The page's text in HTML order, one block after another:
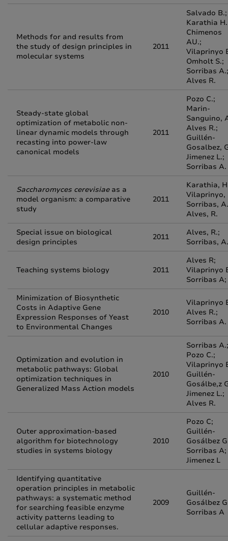
Methods for and results from
the study of design principles in
molecular systems
2011
Salvado B.;
Karathia
Chimenos
AU.;
Vilaprinyo
Omholt S.;
Sorribas A.;
Alves R.
Steady-state global
optimization of metabolic non-
linear dynamic models through
recasting into power-law
canonical models
2011
Pozo C.;
Marin-
Sanguino,
Alves R.;
Guillén-
Gosalbez,
Jimenez L.;
Sorribas A.
Saccharomyces cerevisiaeas a
model organism: a comparative
study
2011
Karathia,
Vilaprinyo,
Sorribas,
Alves, R.
Special issue on biological
design principles
2011
Alves, R.;
Sorribas, A.
Teaching systems biology 2011
Alves R;
Vilaprinyo
Sorribas A;
Minimization of Biosynthetic
Costs in Adaptive Gene
Expression Responses of Yeast
to Environmental Changes
2010
Vilaprinyo
Alves R.;
Sorribas A.
Optimization and evolution in
metabolic pathways: Global
optimization techniques in
Generalized Mass Action models
2010
Sorribas A.;
Pozo C.;
Vilaprinyo
Guillén-
Gosálbe,z
Jimenez L.;
Alves R.
Outer approximation-based
algorithm for biotechnology
studies in systems biology
2010
Pozo C;
Guillén-
Gosálbez
Sorribas A;
Jimenez L
Identifying quantitative
operation principles in metabolic
pathways: a systematic method
for searching feasible enzyme
activity patterns leading to
cellular adaptive responses.
2009
Guillén-
Gosálbez
Sorribas A